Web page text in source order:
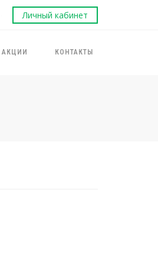
Личный кабинет
АКЦИИ КОНТАКТЫ